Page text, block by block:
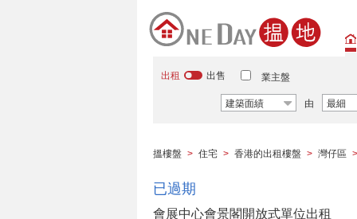
出租 出售 業主盤
建築面績 由 最細
搵樓盤 > 住宅 > 香港的出租樓盤 > 灣仔區 >
已過期
會展中心會景閣開放式單位出租